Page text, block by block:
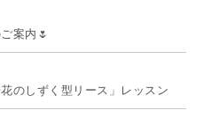
案内🌷
のしずく型リース」レッスン